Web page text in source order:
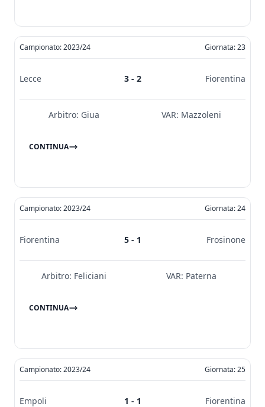
Campionato: 2023/24 Giornata: 23
Lecce 3 - 2 Fiorentina
Arbitro: Giua VAR: Mazzoleni
CONTINUA
Campionato: 2023/24 Giornata: 24
Fiorentina 5 - 1 Frosinone
Arbitro: Feliciani VAR: Paterna
CONTINUA
Campionato: 2023/24 Giornata: 25
Empoli 1 - 1 Fiorentina